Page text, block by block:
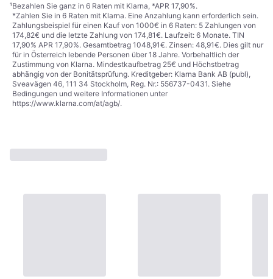
¹Bezahlen Sie ganz in 6 Raten mit Klarna, *APR 17,90%.
*Zahlen Sie in 6 Raten mit Klarna. Eine Anzahlung kann erforderlich sein.
Zahlungsbeispiel für einen Kauf von 1000€ in 6 Raten: 5 Zahlungen von
174,82€ und die letzte Zahlung von 174,81€. Laufzeit: 6 Monate. TIN
17,90% APR 17,90%. Gesamtbetrag 1048,91€. Zinsen: 48,91€. Dies gilt nur
für in Österreich lebende Personen über 18 Jahre. Vorbehaltlich der
Zustimmung von Klarna. Mindestkaufbetrag 25€ und Höchstbetrag
abhängig von der Bonitätsprüfung. Kreditgeber: Klarna Bank AB (publ),
Sveavägen 46, 111 34 Stockholm, Reg. Nr.: 556737-0431. Siehe
Bedingungen und weitere Informationen unter
https://www.klarna.com/at/agb/.